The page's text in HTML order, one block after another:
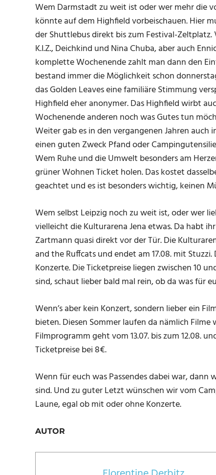
Wem Darmstadt zu weit ist oder wer mehr die
könnte auf dem Highfield vorbeischauen. Hier
der Shuttlebus direkt bis zum Festival-Zeltplatz.
K.I.Z., Deichkind und Nina Chuba, aber auch
komplette Wochenende zahlt man dann den
bestand immer die Möglichkeit schon
das Golden Leaves eine familiäre Stimmung
Highfield eher anonymer. Das Highfield wirbt
Wochenende anderen noch was Gutes tun
Weiter gab es in den vergangenen Jahren
einen guten Zweck Pfand oder
Wem Ruhe und die Umwelt besonders am
grüner Wohnen Ticket holen. Das kostet
geachtet und es ist besonders wichtig, keinen
Wem selbst Leipzig noch zu weit ist, oder wer
vielleicht die Kulturarena Jena etwas. Da habt
Zartmann quasi direkt vor der Tür. Die
and the Ruffcats und endet am 17.08. mit
Konzerte. Die Ticketpreise liegen zwischen 10
sind, schaut lieber bald mal rein, ob da was für
Wenn’s aber kein Konzert, sondern lieber ein
bieten. Diesen Sommer laufen da nämlich
Filmprogramm geht vom 13.07. bis zum 12.08.
Ticketpreise bei 8€.
Wenn für euch was Passendes dabei war,
sind. Und zu guter Letzt wünschen wir vom
Laune, egal ob mit oder ohne Konzerte.
AUTOR